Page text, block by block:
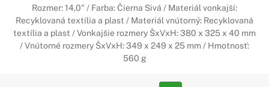
Rozmer: 14,0" / Farba: Čierna Sivá / Materiál vonkajší:
Recyklovaná textília a plast / Materiál vnútorný: Recyklovaná
textília a plast / Vonkajšie rozmery ŠxVxH: 380 x 325 x 40 mm
/ Vnútorné rozmery ŠxVxH: 349 x 249 x 25 mm / Hmotnosť:
560 g